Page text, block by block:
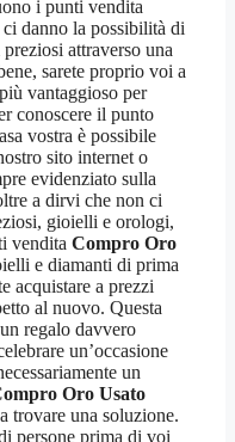
i punti vendita
ci danno la possibilità di
attraverso una
sarete proprio voi a
vantaggioso per
conoscere il punto
vostra è possibile
sito internet o
evidenziato sulla
a dirvi che non ci
gioielli e orologi,
vendita Compro Oro
e diamanti di prima
acquistare a prezzi
al nuovo. Questa
regalo davvero
un’occasione
un
Oro Usato
trovare una soluzione.
persone prima di voi